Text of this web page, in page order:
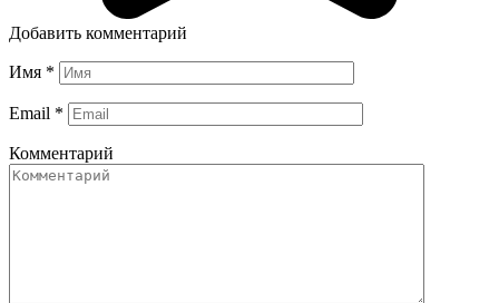
Добавить комментарий
Имя *
Email *
Комментарий